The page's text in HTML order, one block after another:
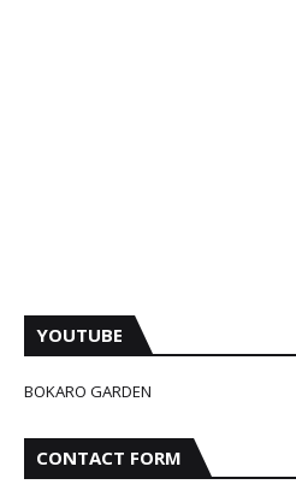
YOUTUBE
BOKARO GARDEN
CONTACT FORM